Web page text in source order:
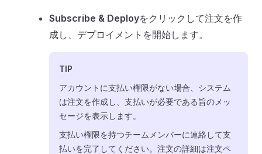
Subscribe & Deployをクリックして注文を作
成し、デプロイメントを開始します。
TIP
アカウントに支払い権限がない場合、システム
は注文を作成し、支払いが必要である旨のメッ
セージを表示します。
支払い権限を持つチームメンバーに連絡して支
払いを完了してください。注文の詳細は注文ペ